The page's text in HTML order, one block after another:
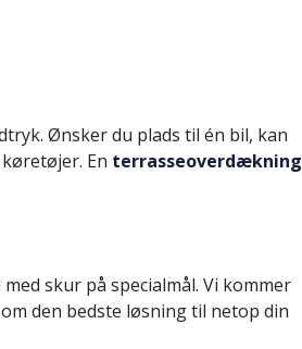
Ønsker du plads til én bil, kan
En terrasseoverdækning
skur på specialmål. Vi kommer
den bedste løsning til netop din